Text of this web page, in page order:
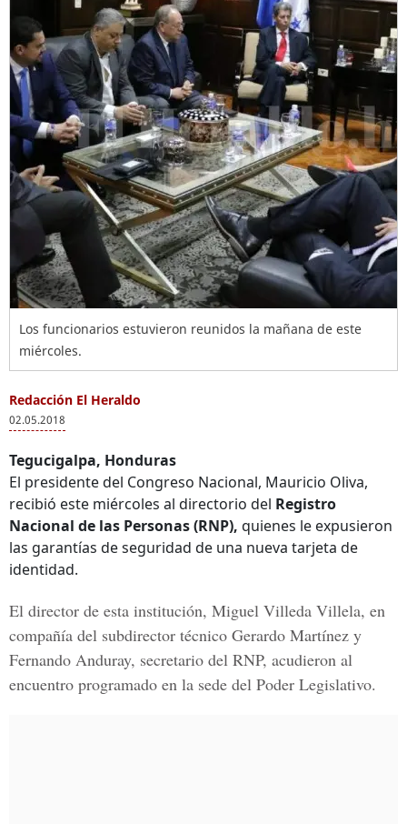
Los funcionarios estuvieron reunidos la mañana de este
miércoles.
Redacción El Heraldo
02.05.2018
Tegucigalpa, Honduras
El presidente del Congreso Nacional, Mauricio Oliva,
recibió este miércoles al directorio del Registro
Nacional de las Personas (RNP), quienes le expusieron
las garantías de seguridad de una nueva tarjeta de
identidad.
El director de esta institución, Miguel Villeda Villela, en
compañía del subdirector técnico Gerardo Martínez y
Fernando Anduray, secretario del RNP, acudieron al
encuentro programado en la sede del Poder Legislativo.